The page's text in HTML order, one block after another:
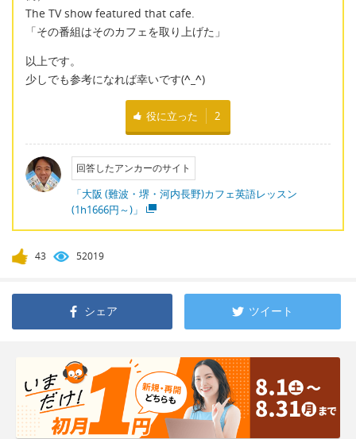
The TV show featured that cafe.
「その番組はそのカフェを取り上げた」
以上です。
少しでも参考になれば幸いです(^_^)
役に立った 2
回答したアンカーのサイト
「大阪 (難波・堺・河内長野)カフェ英語レッスン
(1h1666円～)」
43 52019
シェア ツイート